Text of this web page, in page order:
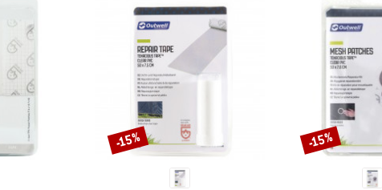
Korting
-15% Korting
-15%